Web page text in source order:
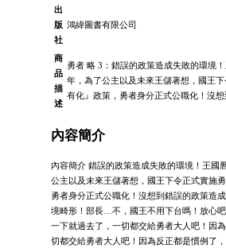
出
版
社
鴻緯圖書有限公司
商
品
描
述
勇者 略 3：錯誤的政策造成失敗的環境
年，為了公主以及未來王儲著想，國王
有化』政策，勇者身分正式公職化！沒想
內容簡介
內容簡介 錯誤的政策造成失敗的環境！王國
公主以及未來王儲著想，國王下令正式實施
勇者身分正式公職化！沒想到錯誤的政策造
境畸形！部長…不，國王不用下台嗎！放心
一下就過去了，一切都交給勇者大人吧！因
切都交給勇者大人吧！因為反正都是慣例了